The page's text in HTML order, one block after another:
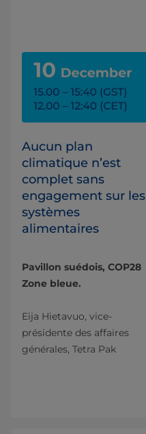
Aucun plan
climatique n’est
complet sans
engagement sur les
systèmes
alimentaires
Pavillon suédois, COP28
Zone bleue.
Eija Hietavuo, vice-
présidente des affaires
générales, Tetra Pak